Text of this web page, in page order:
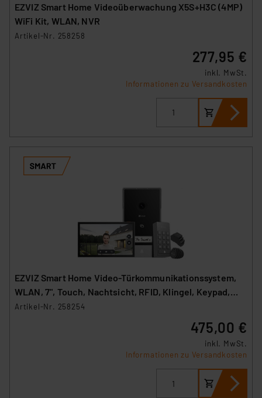
EZVIZ Smart Home Videoüberwachung X5S+H3C (4MP)
WiFi Kit, WLAN, NVR
Artikel-Nr. 258258
277,95 €
inkl. MwSt.
Informationen zu Versandkosten
EZVIZ Smart Home Video-Türkommunikationssystem,
WLAN, 7", Touch, Nachtsicht, RFID, Klingel, Keypad,
TP7
Artikel-Nr. 258254
475,00 €
inkl. MwSt.
Informationen zu Versandkosten